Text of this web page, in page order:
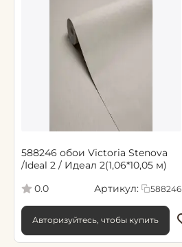
588246 обои Victoria Stenova
/Ideal 2 / Идеал 2(1,06*10,05 м)
0.0
Артикул: 588246
Авторизуйтесь, чтобы купить